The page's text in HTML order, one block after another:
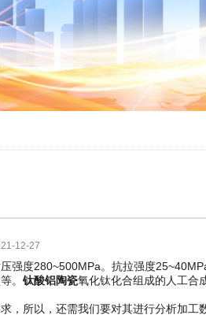
12-27
强度280~500MPa。抗拉强度
。 钛酸铝陶瓷氧化钛化合组成的人工合
所以，还需我们要对其进行分析加工